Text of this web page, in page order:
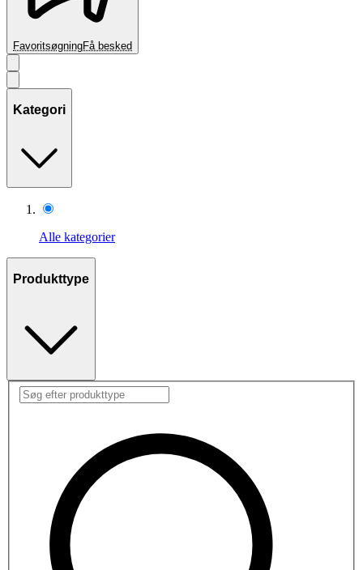
FavoritsøgningFå besked
Kategori
Alle kategorier
Produkttype